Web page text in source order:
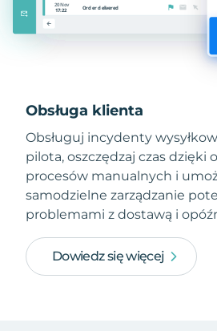
Obsługa klienta
Obsługuj incydenty
pilota, oszczędzaj czas dzięki
procesów manualnych i
samodzielne zarządzanie
problemami z dostawą i
Dowiedz się więcej